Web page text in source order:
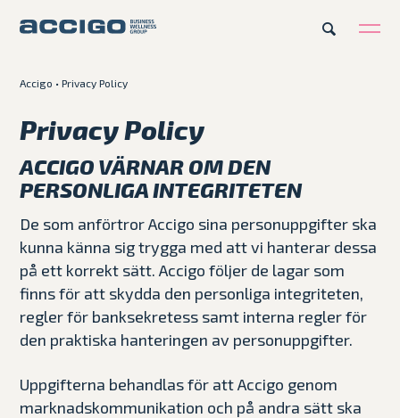
Erbjudande
Kunskapsbank
Om Accigo
Accigo •Privacy Policy
Privacy Policy
ACCIGO VÄRNAR OM DEN
PERSONLIGA INTEGRITETEN
De som anförtror Accigo sina personuppgifter ska
kunna känna sig trygga med att vi hanterar dessa
på ett korrekt sätt. Accigo följer de lagar som
finns för att skydda den personliga integriteten,
regler för banksekretess samt interna regler för
den praktiska hanteringen av personuppgifter.
Uppgifterna behandlas för att Accigo genom
marknadskommunikation och på andra sätt ska